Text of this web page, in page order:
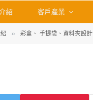
紹 客戶產業
» 彩盒、 手提袋、資料夾設計